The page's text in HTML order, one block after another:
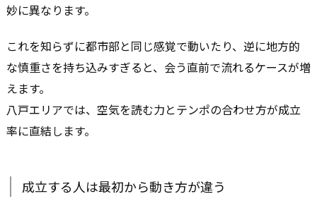
妙に異なります。
これを知らずに都市部と同じ感覚で動いたり、逆に地方的
な慎重さを持ち込みすぎると、会う直前で流れるケースが増
えます。
八戸エリアでは、空気を読む力とテンポの合わせ方が成立
率に直結します。
成立する人は最初から動き方が違う